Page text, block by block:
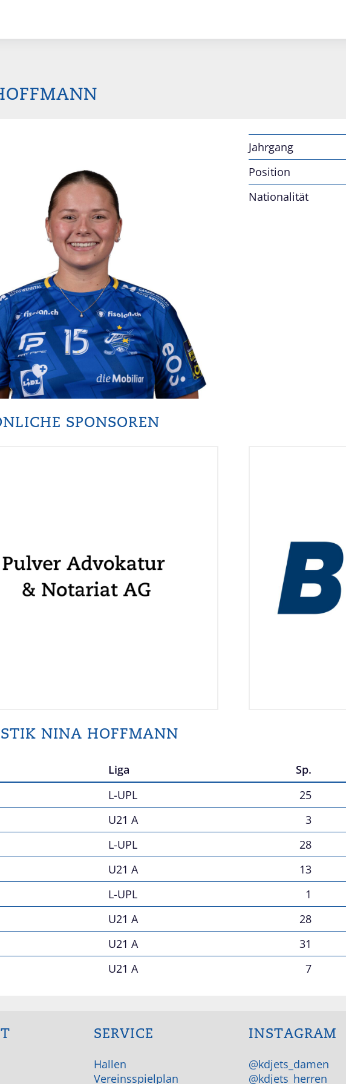
Jahrgang
Position
Nationalität
SPONSOREN
NINA HOFFMANN
Liga Sp.
L-UPL 25
U21 A 3
L-UPL 28
U21 A 13
L-UPL 1
U21 A 28
U21 A 31
U21 A 7
SERVICE
Hallen
Vereinsspielplan
INSTAGRAM
@kdjets_damen
@kdjets_herren